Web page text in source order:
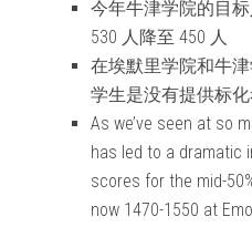
今年牛津学院的目
530 人降至 450 人
在埃默里学院和牛
学生是没有提供标化
As we’ve seen at so
has led to a dramatic
scores for the mid-
now 1470-1550 at